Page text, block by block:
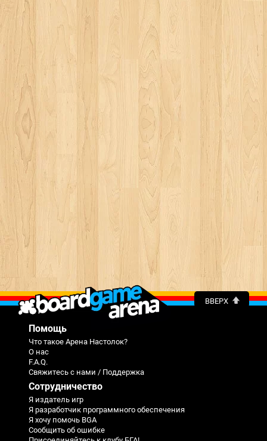
ВВЕРХ
Помощь
Что такое Арена Настолок?
О нас
F.A.Q.
Свяжитесь с нами / Поддержка
Сотрудничество
Я издатель игр
Я разработчик программного обеспечения
Я хочу помочь BGA
Сообщить об ошибке